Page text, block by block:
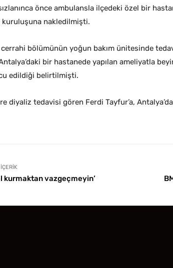
önce ambulansla ilçedeki özel bir
kuruluşuna nakledilmişti.
cerrahi bölümünün yoğun bakım ünitesinde
bir hastanede yapılan ameliyatla
edildiği belirtilmişti.
diyaliz tedavisi gören Ferdi Tayfur’a,
kurmaktan vazgeçmeyin’